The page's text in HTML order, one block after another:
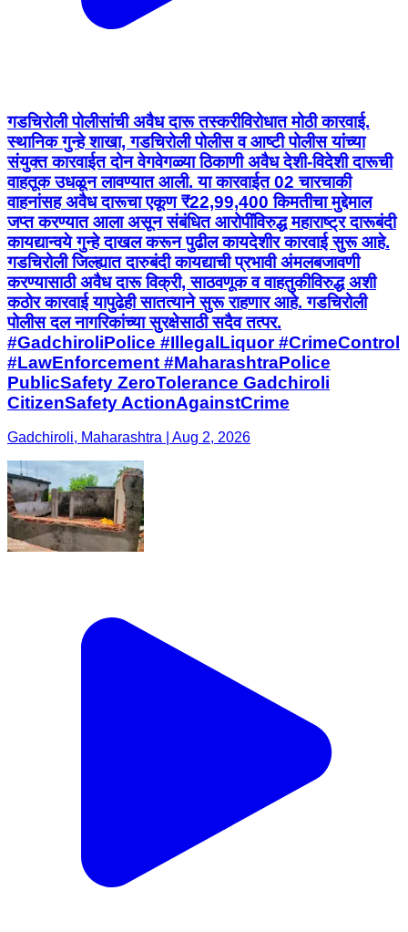
गडचिरोली पोलीसांची अवैध दारू तस्करीविरोधात मोठी कारवाई.
स्थानिक गुन्हे शाखा, गडचिरोली पोलीस व आष्टी पोलीस यांच्या
संयुक्त कारवाईत दोन वेगवेगळ्या ठिकाणी अवैध देशी-विदेशी दारूची
वाहतूक उधळून लावण्यात आली. या कारवाईत 02 चारचाकी
वाहनांसह अवैध दारूचा एकूण ₹22,99,400 किमतीचा मुद्देमाल
जप्त करण्यात आला असून संबंधित आरोपींविरुद्ध महाराष्ट्र दारूबंदी
कायद्यान्वये गुन्हे दाखल करून पुढील कायदेशीर कारवाई सुरू आहे.
गडचिरोली जिल्ह्यात दारुबंदी कायद्याची प्रभावी अंमलबजावणी
करण्यासाठी अवैध दारू विक्री, साठवणूक व वाहतुकीविरुद्ध अशी
कठोर कारवाई यापुढेही सातत्याने सुरू राहणार आहे. गडचिरोली
पोलीस दल नागरिकांच्या सुरक्षेसाठी सदैव तत्पर.
#GadchiroliPolice #IllegalLiquor #CrimeControl
#LawEnforcement #MaharashtraPolice
PublicSafety ZeroTolerance Gadchiroli
CitizenSafety ActionAgainstCrime
Gadchiroli, Maharashtra | Aug 2, 2026